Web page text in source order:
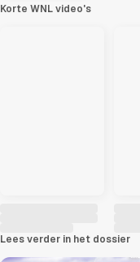
Korte WNL video's
Lees verder in het dossier